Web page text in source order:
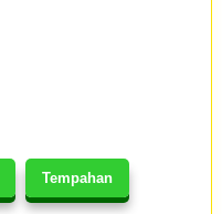
Tempahan